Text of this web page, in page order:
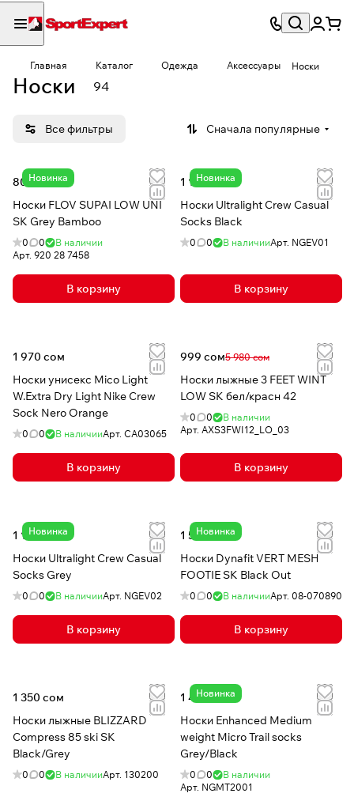
Главная Каталог Одежда Аксессуары Носки
Носки 94
Все фильтры Сначала популярные
Новинка
800 сом
Носки FLOV SUPAI LOW UNI
SK Grey Bamboo
0 0
В наличии
Арт. 920 28 7458
В корзину
Новинка
1 140 сом
Носки Ultralight Crew Casual
Socks Black
0 0 В наличииАрт. NGEV01
В корзину
1 970 сом
Носки унисекс Mico Light
W.Extra Dry Light Nike Crew
Sock Nero Orange
0 0 В наличииАрт. CA03065
В корзину
999 сом5 980 сом
Носки лыжные 3 FEET WINT
LOW SK бел/красн 42
0 0
В наличии
Арт. AXS3FWI12_LO_03
В корзину
Новинка
1 140 сом
Носки Ultralight Crew Casual
Socks Grey
0 0 В наличииАрт. NGEV02
В корзину
Новинка
1 520 сом
Носки Dynafit VERT MESH
FOOTIE SK Black Out
0 0 В наличииАрт. 08-070890
В корзину
1 350 сом
Носки лыжные BLIZZARD
Compress 85 ski SK
Black/Grey
0 0 В наличииАрт. 130200
Новинка
1 480 сом
Носки Enhanced Medium
weight Micro Trail socks
Grey/Black
0 0
В наличии
Арт. NGMT2001